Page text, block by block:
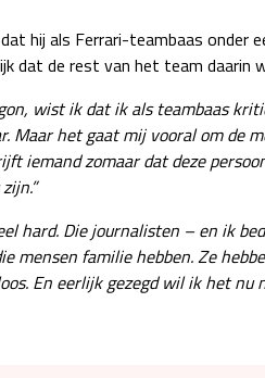
hij als Ferrari-teambaas onder
dat de rest van het team daarin
wist ik dat ik als teambaas
Maar het gaat mij vooral om de
iemand zomaar dat deze
hard. Die journalisten – en ik
mensen familie hebben. Ze
En eerlijk gezegd wil ik het nu